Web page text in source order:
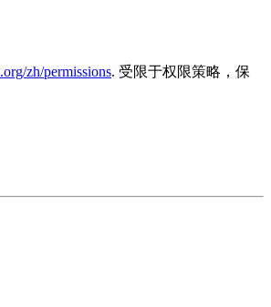
zh/permissions. 受限于权限策略，保